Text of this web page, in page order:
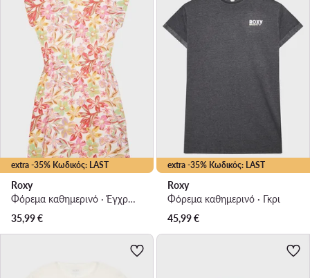
extra -35% Κωδικός: LAST
Roxy
Φόρεμα καθημερινό · Έγχρωμο
35,99€
extra -35% Κωδικός: LAST
Roxy
Φόρεμα καθημερινό · Γκρι
45,99€